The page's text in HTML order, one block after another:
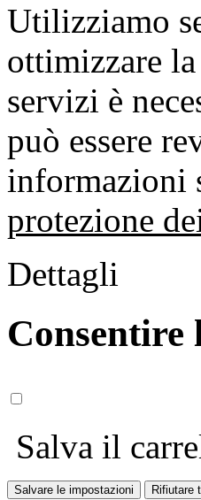
Utilizziamo
ottimizzare
servizi è
può essere
informazioni
protezione
Dettagli
Salva il
Salvare le impostazioni Rifiutare